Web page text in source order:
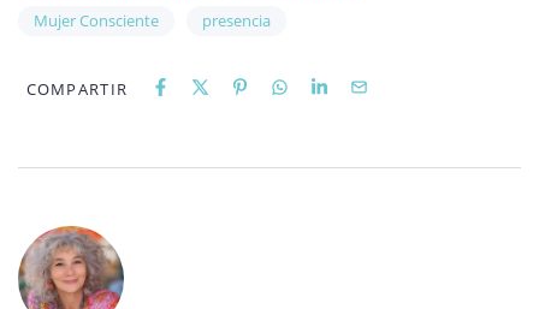
Mujer Consciente
presencia
COMPARTIR